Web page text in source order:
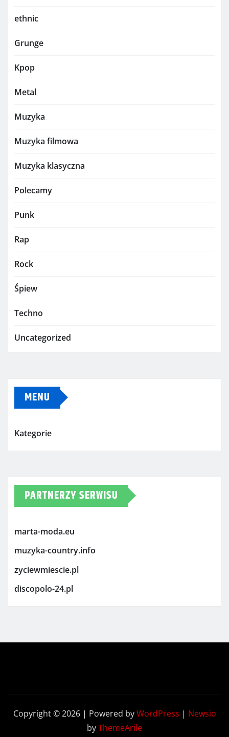
ethnic
Grunge
Kpop
Metal
Muzyka
Muzyka filmowa
Muzyka klasyczna
Polecamy
Punk
Rap
Rock
Śpiew
Techno
Uncategorized
MENU
Kategorie
PARTNERZY SERWISU
marta-moda.eu
muzyka-country.info
zyciewmiescie.pl
discopolo-24.pl
Copyright © 2026 | Powered byWordPress | Newsio
byThemeArile